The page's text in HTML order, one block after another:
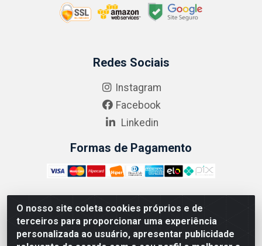
O nosso site coleta cookies próprios e de
terceiros para proporcionar uma experiência
personalizada ao usuário, apresentar publicidade
Redes Sociais
Instagram
Facebook
Linkedin
Formas de Pagamento
ABRASEG COMÉRCIO ATACADISTA LTDA - CNPJ:
10.894.768/0001-00 - Avenida Lobo Júnior, 1045 -
Penha Circular - Rio de Janeiro - RJ - CEP 21020-124